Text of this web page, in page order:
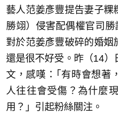
藝人范姜彥豐提告妻子粿
勝翊）侵害配偶權官司
對於范姜彥豐破碎的婚姻
還是很不好受。昨（14
文，感嘆：｢有時會想著
人往往會受傷？為什麼
用？」引起粉絲關注。